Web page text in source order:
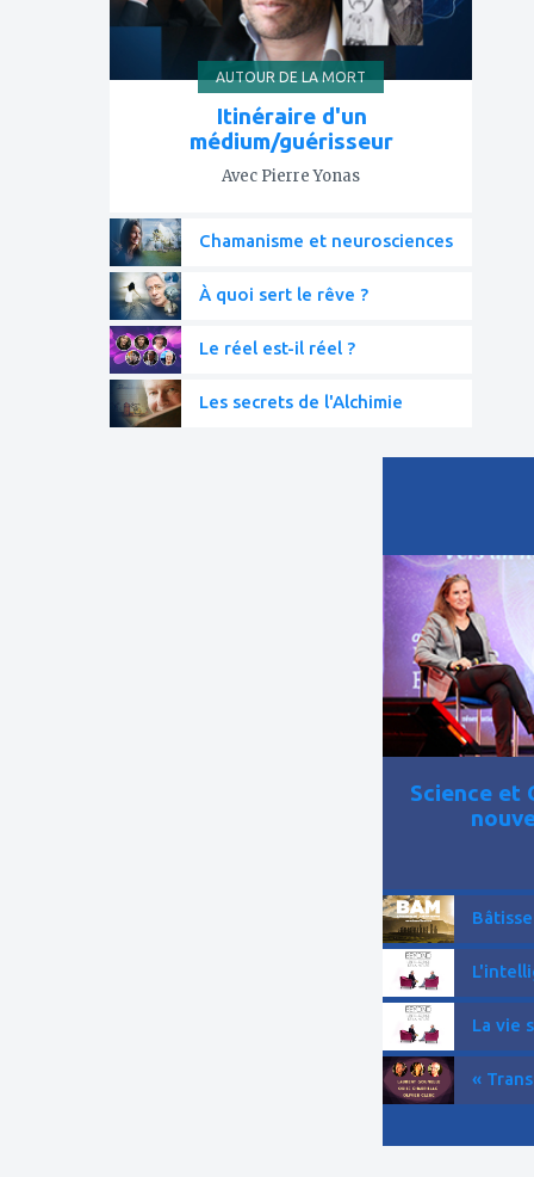
AUTOUR DE LA MORT
Itinéraire d'un
médium/guérisseur
Avec Pierre Yonas
Chamanisme et neurosciences
À quoi sert le rêve ?
Le réel est-il réel ?
Les secrets de l'Alchimie
à
mes
favoris
Science et
La vie
«